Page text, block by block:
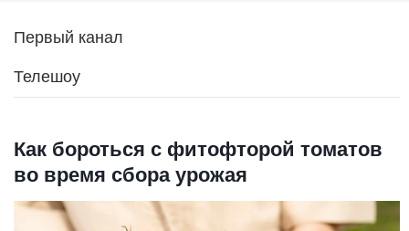
Первый канал
Телешоу
Как бороться с фитофторой томатов
во время сбора урожая